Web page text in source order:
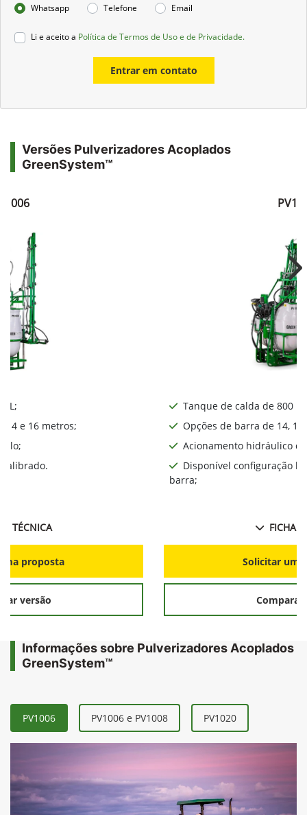
Whatsapp Telefone Email
Li e aceito a Política de Termos de Uso e de Privacidade.
Entrar em contato
Versões Pulverizadores Acoplados
GreenSystem™
L;
14 e 16 metros;
TÉCNICA
proposta
versão
Tanque de calda de 800 L;
Opções de barra de 14,
Acionamento hidráulico
Disponível configuração
barra;
FICHA
Solicitar
Comparar
Informações sobre Pulverizadores Acoplados
GreenSystem™
PV1006 PV1006 e PV1008 PV1020